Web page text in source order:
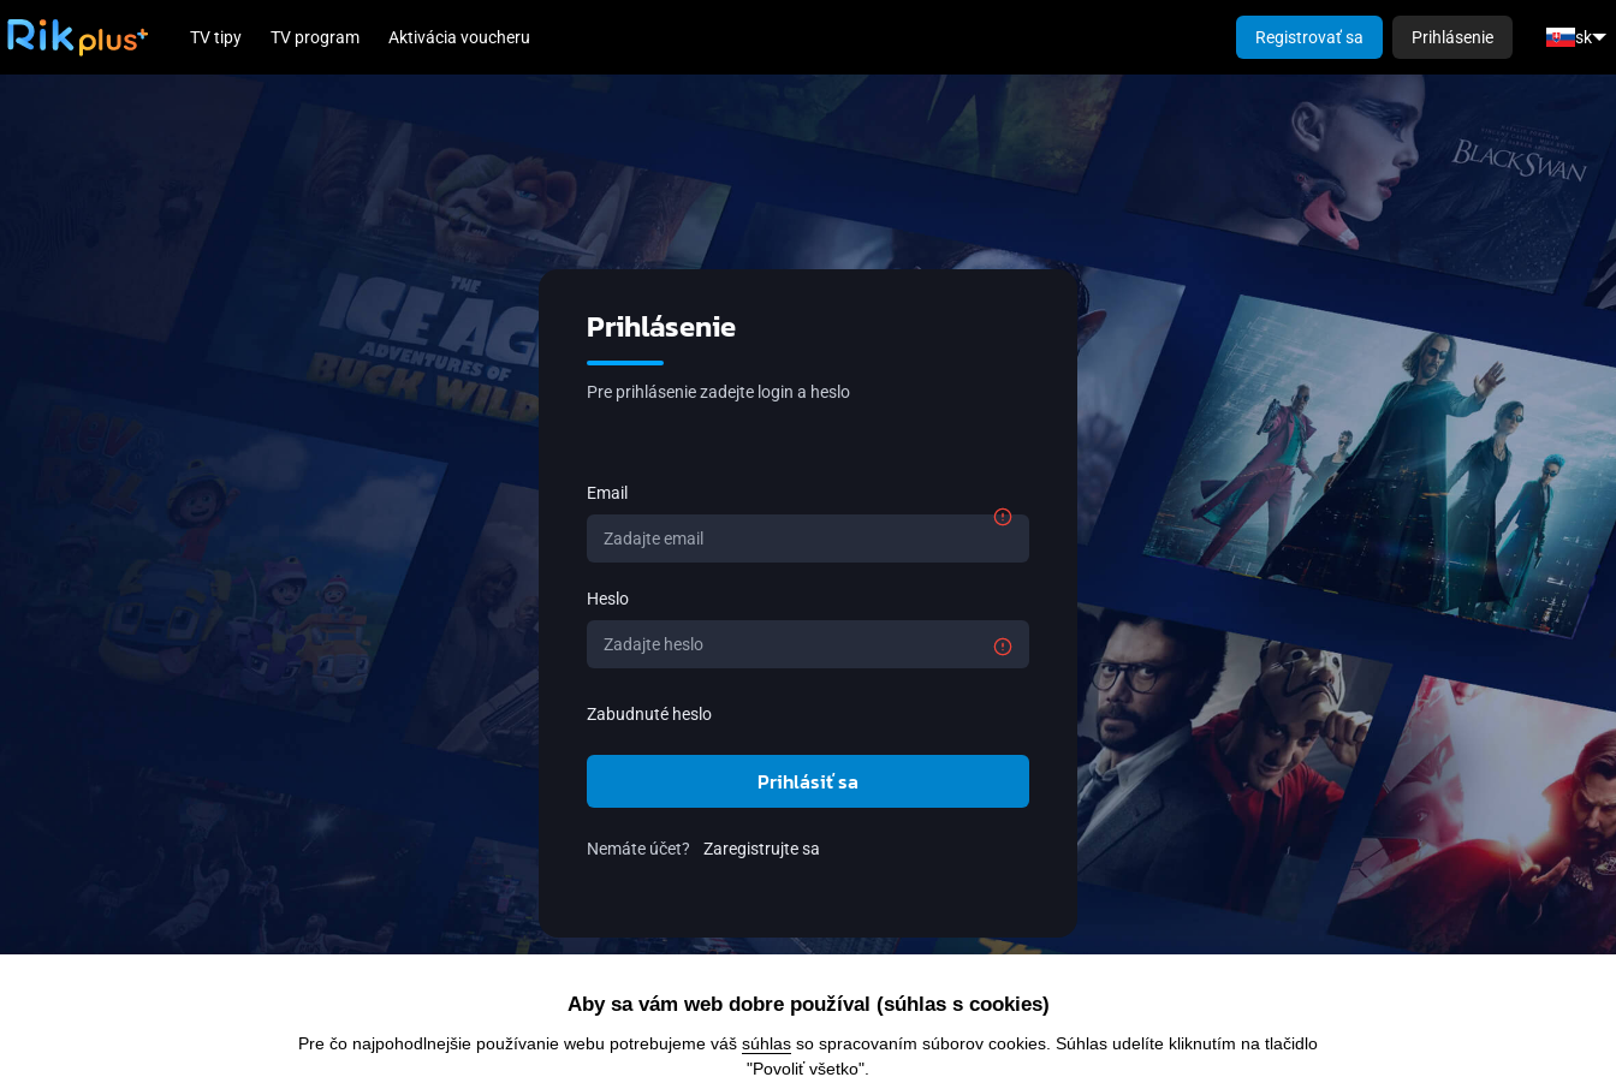
TV tipy TV program Aktivácia voucheru Registrovať sa Prihlásenie sk
Prihlásenie
Pre prihlásenie zadejte login a heslo
Email
Heslo
Zabudnuté heslo
Prihlásiť sa
Nemáte účet? Zaregistrujte sa
Aby sa vám web dobre používal (súhlas s cookies)
Pre čo najpohodlnejšie používanie webu potrebujeme váš súhlas so spracovaním súborov cookies. Súhlas udelíte kliknutím na tlačidlo
"Povoliť všetko".